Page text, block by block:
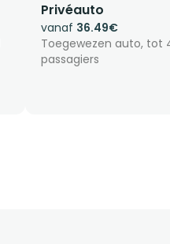
Privéauto
vanaf 36.49€
Toegewezen auto, tot
passagiers